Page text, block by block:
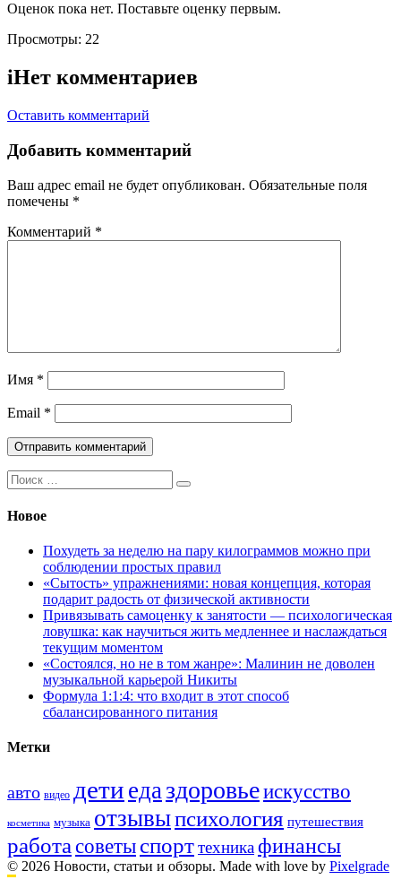
Оценок пока нет. Поставьте оценку первым.
Просмотры: 22
iНет комментариев
Оставить комментарий
Добавить комментарий
Ваш адрес email не будет опубликован. Обязательные поля
помечены *
Комментарий *
Имя *
Email *
Поиск:
Новое
Похудеть за неделю на пару килограммов можно при
соблюдении простых правил
«Сытость» упражнениями: новая концепция, которая
подарит радость от физической активности
Привязывать самоценку к занятости — психологическая
ловушка: как научиться жить медленнее и наслаждаться
текущим моментом
«Состоялся, но не в том жанре»: Малинин не доволен
музыкальной карьерой Никиты
Формула 1:1:4: что входит в этот способ
сбалансированного питания
Метки
авто видео дети еда здоровьеискусство
косметика музыка отзывыпсихология путешествия
работа советы спорттехникафинансы
© 2026 Новости, статьи и обзоры. Made with love by Pixelgrade